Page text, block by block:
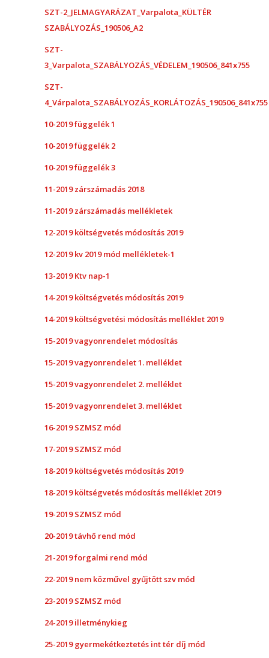
SZT-2_JELMAGYARÁZAT_Varpalota_KÜLTÉR
SZABÁLYOZÁS_190506_A2
SZT-
3_Varpalota_SZABÁLYOZÁS_VÉDELEM_190506_841x755
SZT-
4_Várpalota_SZABÁLYOZÁS_KORLÁTOZÁS_190506_841x755
10-2019 függelék 1
10-2019 függelék 2
10-2019 függelék 3
11-2019 zárszámadás 2018
11-2019 zárszámadás mellékletek
12-2019 költségvetés módosítás 2019
12-2019 kv 2019 mód mellékletek-1
13-2019 Ktv nap-1
14-2019 költségvetés módosítás 2019
14-2019 költségvetési módosítás melléklet 2019
15-2019 vagyonrendelet módosítás
15-2019 vagyonrendelet 1. melléklet
15-2019 vagyonrendelet 2. melléklet
15-2019 vagyonrendelet 3. melléklet
16-2019 SZMSZ mód
17-2019 SZMSZ mód
18-2019 költségvetés módosítás 2019
18-2019 költségvetés módosítás melléklet 2019
19-2019 SZMSZ mód
20-2019 távhő rend mód
21-2019 forgalmi rend mód
22-2019 nem közművel gyűjtött szv mód
23-2019 SZMSZ mód
24-2019 illetménykieg
25-2019 gyermekétkeztetés int tér díj mód